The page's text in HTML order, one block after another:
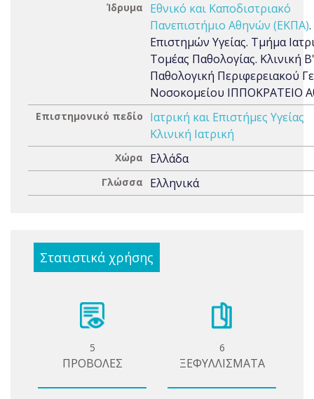
Ίδρυμα
Εθνικό και Καποδιστριακό
Πανεπιστήμιο Αθηνών (ΕΚΠΑ)
Επιστημών Υγείας. Τμήμα
Τομέας Παθολογίας. Κλινική Β'
Παθολογική Περιφερειακού
Νοσοκομείου ΙΠΠΟΚΡΑΤΕΙΟ
Επιστημονικό πεδίο
Ιατρική και Επιστήμες Υγείας
Κλινική Ιατρική
Χώρα Ελλάδα
Γλώσσα Ελληνικά
Στατιστικά χρήσης
5
ΠΡΟΒΟΛΕΣ
6
ΞΕΦΥΛΛΙΣΜΑΤΑ